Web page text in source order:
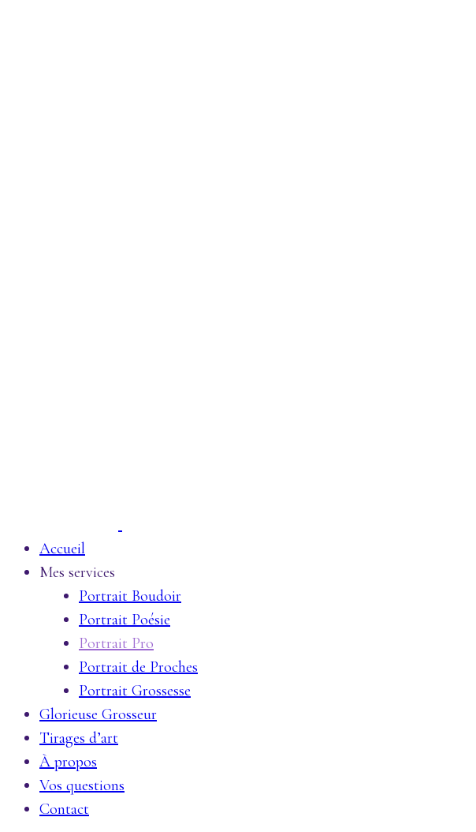
Accueil
Mes services
Portrait Boudoir
Portrait Poésie
Portrait Pro
Portrait de Proches
Portrait Grossesse
Glorieuse Grosseur
Tirages d’art
À propos
Vos questions
Contact